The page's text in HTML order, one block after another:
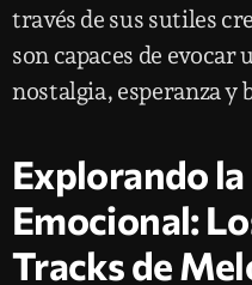
través de sus sutiles
son capaces de evocar
nostalgia, esperanza y
Explorando
Emocional:
Tracks de